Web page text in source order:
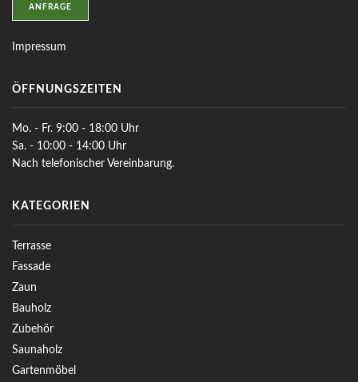
ANFRAGE
Impressum
ÖFFNUNGSZEITEN
Mo. - Fr. 9:00 - 18:00 Uhr
Sa. - 10:00 - 14:00 Uhr
Nach telefonischer Vereinbarung.
KATEGORIEN
Terrasse
Fassade
Zaun
Bauholz
Zubehör
Saunaholz
Gartenmöbel